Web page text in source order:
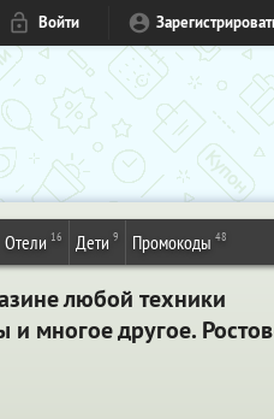
Войти
Отели 16 Дети 9 Промокоды 48
любой техники
многое другое.